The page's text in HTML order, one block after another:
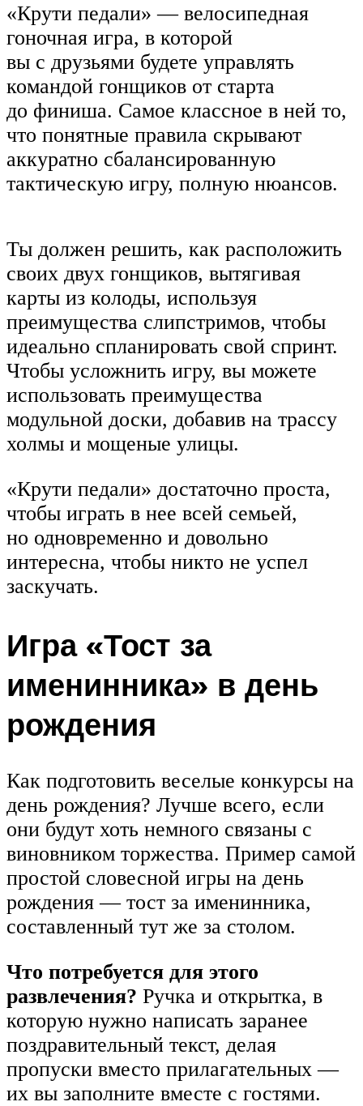
«Крути педали» — велосипедная
гоночная игра, в которой
вы с друзьями будете управлять
командой гонщиков от старта
до финиша. Самое классное в ней то,
что понятные правила скрывают
аккуратно сбалансированную
тактическую игру, полную нюансов.
Ты должен решить, как расположить
своих двух гонщиков, вытягивая
карты из колоды, используя
преимущества слипстримов, чтобы
идеально спланировать свой спринт.
Чтобы усложнить игру, вы можете
использовать преимущества
модульной доски, добавив на трассу
холмы и мощеные улицы.
«Крути педали» достаточно проста,
чтобы играть в нее всей семьей,
но одновременно и довольно
интересна, чтобы никто не успел
заскучать.
Игра «Тост за
именинника» в день
рождения
Как подготовить веселые конкурсы на
день рождения? Лучше всего, если
они будут хоть немного связаны с
виновником торжества. Пример самой
простой словесной игры на день
рождения — тост за именинника,
составленный тут же за столом.
Что потребуется для этого
развлечения? Ручка и открытка, в
которую нужно написать заранее
поздравительный текст, делая
пропуски вместо прилагательных —
их вы заполните вместе с гостями.